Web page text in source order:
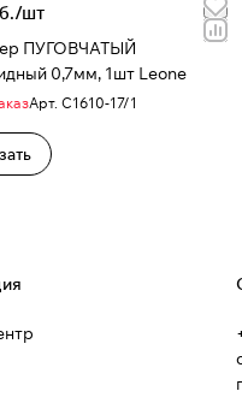
шт
ПУГОВЧАТЫЙ
шаровидный 0,7мм, 1шт Leone
Арт. С1610-17/1